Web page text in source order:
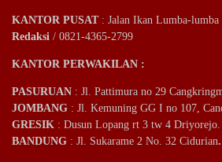
KANTOR PUSAT: Jalan Ikan Lumba-lumba
Redaksi / 0821-4365-2799
KANTOR PERWAKILAN :
PASURUAN : Jl. Pattimura no 29
JOMBANG : Jl. Kemuning GG I no 107,
GRESIK : Dusun Lopang rt 3 tw 4 Driyorejo.
BANDUNG : Jl. Sukarame 2 No. 32 Cidurian.